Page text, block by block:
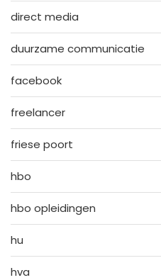
direct media
duurzame communicatie
facebook
freelancer
friese poort
hbo
hbo opleidingen
hu
hva